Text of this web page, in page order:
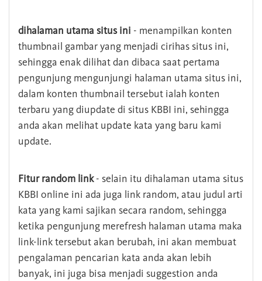
dihalaman utama situs ini - menampilkan konten
thumbnail gambar yang menjadi cirihas situs ini,
sehingga enak dilihat dan dibaca saat pertama
pengunjung mengunjungi halaman utama situs ini,
dalam konten thumbnail tersebut ialah konten
terbaru yang diupdate di situs KBBI ini, sehingga
anda akan melihat update kata yang baru kami
update.
Fitur random link- selain itu dihalaman utama situs
KBBI online ini ada juga link random, atau judul arti
kata yang kami sajikan secara random, sehingga
ketika pengunjung merefresh halaman utama maka
link-link tersebut akan berubah, ini akan membuat
pengalaman pencarian kata anda akan lebih
banyak, ini juga bisa menjadi suggestion anda